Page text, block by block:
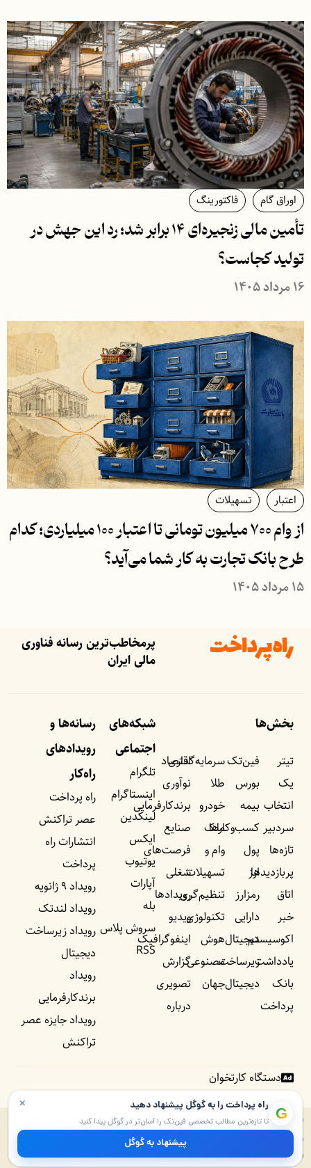
اوراق گام فاکتورینگ
تأمین مالی زنجیره‌ای ۱۴ برابر شد؛ رد این جهش در
تولید کجاست؟
۱۶ مرداد ۱۴۰۵
اعتبار تسهیلات
از وام ۷۰۰ میلیون تومانی تا اعتبار ۱۰۰ میلیاردی؛ کدام
طرح بانک تجارت به کار شما می‌آید؟
۱۵ مرداد ۱۴۰۵
پرمخاطب‌ترین رسانه فناوری
مالی ایران
بخش‌ها
تیتر
یک
انتخاب
سردبیر
تازه‌ها
پربازدید‌ها
اتاق
خبر
اکوسیستم
یادداشت‌
بانک
پرداخت
فین‌تک
بورس
بیمه
کسب‌وکار‌ها
پول
ارز
رمزارز
دارایی
دیجیتال
زیرساخت
دیجیتال
سرمایه‌گذاری
طلا
خودرو
ملک
وام و
تسهیلات
تنظیم‌گری
تکنولوژی
هوش
مصنوعی
جهان
اقتصاد
نوآوری
برندکارفرمایی
صنایع
فرصت‌های
شغلی
رویداد‌ها
ویدیو
اینفوگرافیک
گزارش
تصویری
درباره
شبکه‌های
اجتماعی
تلگرام
اینستاگرام
لینکدین
ایکس
یوتیوب
آپارات
بله
سروش پلاس
RSS
رسانه‌ها و
رویداد‌های
راه‌کار
راه پرداخت
عصر تراکنش
انتشارات راه
پرداخت
رویداد ۹ ژانویه
رویداد لندتک
رویداد زیرساخت
دیجیتال
رویداد
برندکارفرمایی
رویداد جایزه عصر
تراکنش
دستگاه کارتخوان
© ۱۴۰۵ – ۱۳۹۰ تمامی حقوق برای راه پرداخت و موسسه شبکه عصر تراکنش
فرهنگ و ارشاد اسلامی و بخشی از «شبکه عصر تراکنش» است.
× G راه پرداخت را به گوگل پیشنهاد دهید
تا تازه‌ترین مطالب تخصصی فین‌تک را آسان‌تر در گوگل پیدا کنید
پیشنهاد به گوگل